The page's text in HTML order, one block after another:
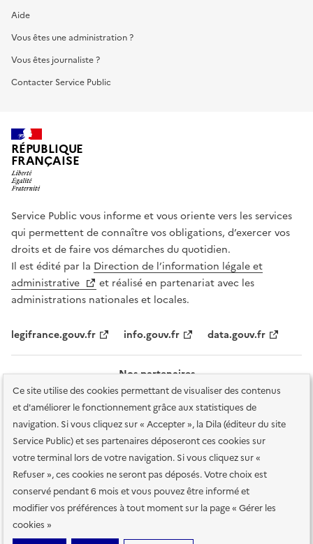
Ce site utilise des cookies permettant de visualiser des contenus
et d'améliorer le fonctionnement grâce aux statistiques de
navigation. Si vous cliquez sur « Accepter », la Dila (éditeur du site
Service Public) et ses partenaires déposeront ces cookies sur
votre terminal lors de votre navigation. Si vous cliquez sur «
Refuser », ces cookies ne seront pas déposés. Votre choix est
conservé pendant 6 mois et vous pouvez être informé et
modifier vos préférences à tout moment sur la page « Gérer les
cookies »
Aide
Vous êtes une administration ?
Vous êtes journaliste ?
Contacter Service Public
RÉPUBLIQUE
FRANÇAISE
Service Public vous informe et vous oriente vers les services
qui permettent de connaître vos obligations, d’exercer vos
droits et de faire vos démarches du quotidien.
Il est édité par la Direction de l’information légale et
administrative
et réalisé en partenariat avec les
administrations nationales et locales.
legifrance.gouv.fr info.gouv.fr data.gouv.fr
Nos partenaires
Plan du site Accessibilité : totalement conforme
Accessibilité des
services en ligne Mentions légales Données personnelles et sécurité
Conditions générales d'utilisation Gestion des cookies